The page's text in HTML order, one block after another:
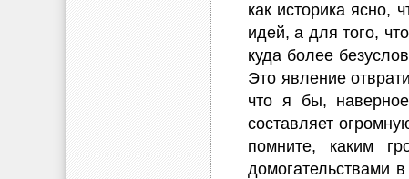
как историка ясно,
идей, а для того,
куда более
Это явление
что я бы,
составляет
помните, каким
домогательствами